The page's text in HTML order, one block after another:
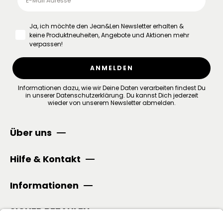
Ja, ich möchte den Jean&Len Newsletter erhalten &
keine Produktneuheiten, Angebote und Aktionen mehr
verpassen!
ANMELDEN
Informationen dazu, wie wir Deine Daten verarbeiten findest Du
in unsererDatenschutzerklärung. Du kannst Dich jederzeit
wieder von unserem Newsletter abmelden.
Über uns
Hilfe & Kontakt
Informationen